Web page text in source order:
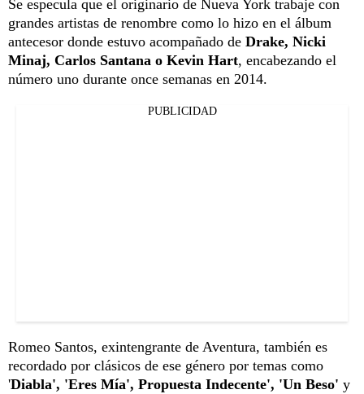
Se especula que el originario de Nueva York trabaje con
grandes artistas de renombre como lo hizo en el álbum
antecesor donde estuvo acompañado de Drake, Nicki
Minaj, Carlos Santana o Kevin Hart, encabezando el
número uno durante once semanas en 2014.
PUBLICIDAD
Romeo Santos, exintengrante de Aventura, también es
recordado por clásicos de ese género por temas como
'Diabla', 'Eres Mía', Propuesta Indecente', 'Un Beso' y